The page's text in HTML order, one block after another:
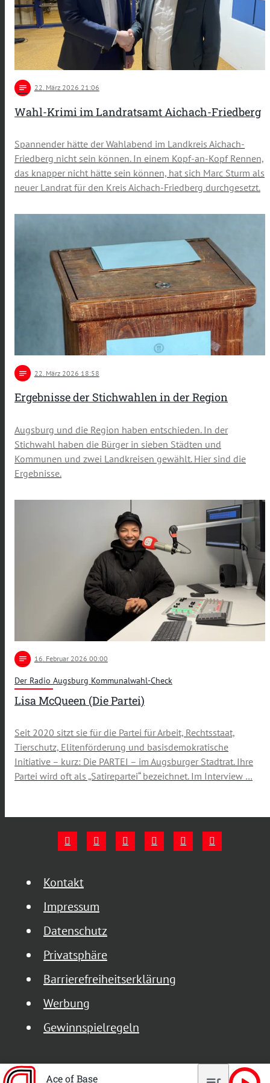
notes 22. März 2026 21:06
Wahl-Krimi im Landratsamt Aichach-Friedberg
Spannender hätte der Wahlabend im Landkreis Aichach-
Friedberg nicht sein können. In einem Kopf-an-Kopf Rennen,
das knapper nicht hätte sein können, hat sich Marc Sturm als
neuer Landrat für den Kreis Aichach-Friedberg durchgesetzt.
notes 22 . März 2026 18:58
Ergebnisse der Stichwahlen in der Region
Augsburg und die Region haben entschieden. In der
Stichwahl haben die Bürger in sieben Städten und
Kommunen und zwei Landkreisen gewählt. Hier sind die
Ergebnisse.
notes 16. Februar 2026 00:00
Der Radio Augsburg Kommunalwahl-Check
Lisa McQueen (Die Partei)
Seit 2020 sitzt sie für die Partei für Arbeit, Rechtsstaat,
Tierschutz, Elitenförderung und basisdemokratische
Initiative – kurz: Die PARTEI – im Augsburger Stadtrat. Ihre
Partei wird oft als „Satirepartei“ bezeichnet. Im Interview …
Kontakt
Impressum
Datenschutz
Privatsphäre
Barrierefreiheitserklärung
Werbung
Gewinnspielregeln
Ace of Base